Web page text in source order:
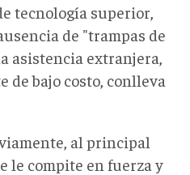
tecnología superior,
de "trampas de
asistencia extranjera,
de bajo costo, conlleva
al principal
le compite en fuerza y